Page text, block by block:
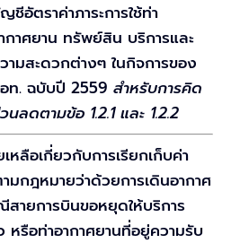
ชีอัตราค่าภาระการใช้ท่า
กาศยาน ทรัพย์สิน บริการและ
ามสะดวกต่างๆ ในกิจการของ
ท. ฉบับปี 2559 สำหรับการคิด
นลดตามข้อ 1.2.1 และ 1.2.2
หลือเกี่ยวกับการเรียกเก็บค่า
มกฎหมายว่าด้วยการเดินอากาศ
สายการบินขอหยุดให้บริการ
หรือท่าอากาศยานที่อยู่ความรับ